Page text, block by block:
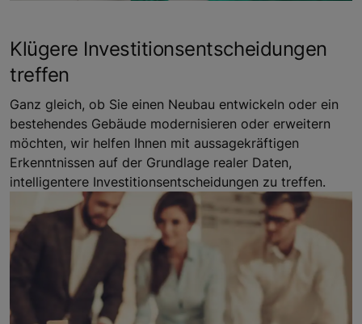
Klügere Investitionsentscheidungen
treffen
Ganz gleich, ob Sie einen Neubau entwickeln oder ein
bestehendes Gebäude modernisieren oder erweitern
möchten, wir helfen Ihnen mit aussagekräftigen
Erkenntnissen auf der Grundlage realer Daten,
intelligentere Investitionsentscheidungen zu treffen.